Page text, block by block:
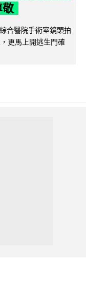
敬
合醫院手術室鏡頭拍
更馬上開逃生門確